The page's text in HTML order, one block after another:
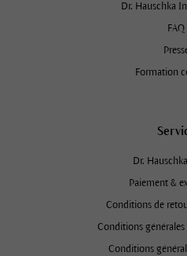
Dr. Hauschka
FAQ
Formation
Dr.
Paiement &
Conditions de
Conditions
Conditions